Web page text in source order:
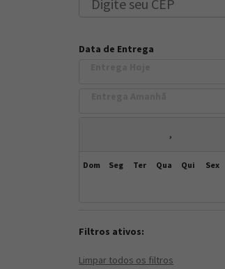
Data de Entrega
,
Dom Seg Ter Qua Qui Sex
Filtros ativos:
Limpar todos os filtros